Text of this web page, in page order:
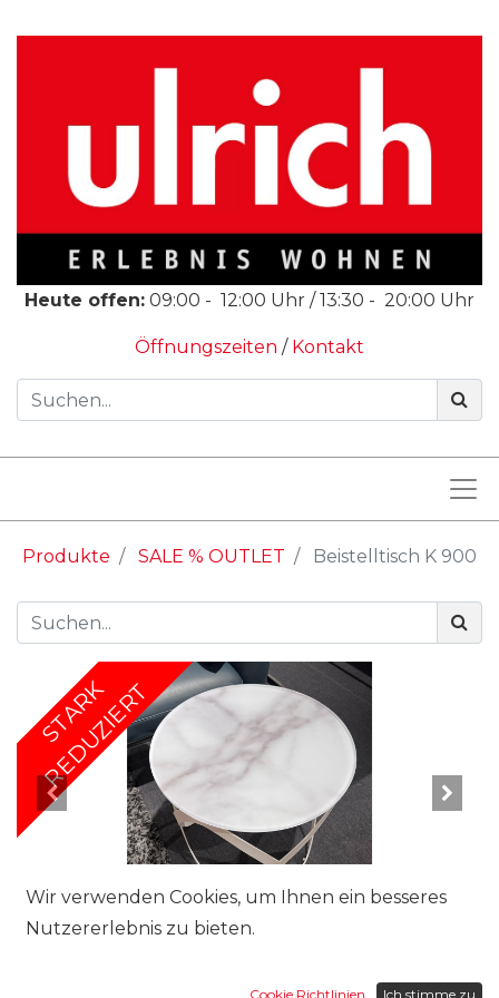
Heute offen: 09:00 - 12:00 Uhr /13:30 - 20:00 Uhr
Öffnungszeiten / Kontakt
Produkte SALE % OUTLET Beistelltisch K 900
STARK
REDUZIERT
Wir verwenden Cookies, um Ihnen ein besseres
Nutzererlebnis zu bieten.
Cookie Richtlinien Ich stimme zu